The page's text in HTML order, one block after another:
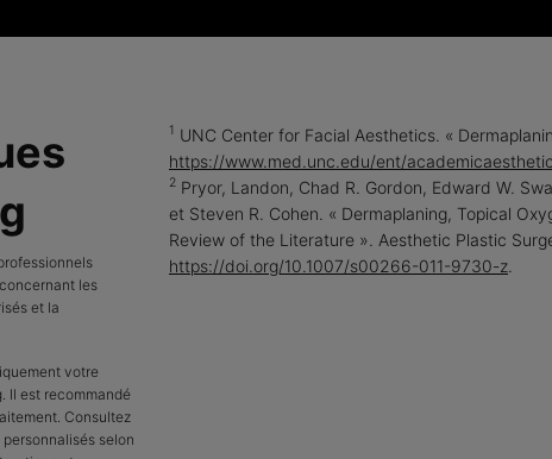
les
et la
votre
Il est recommandé
Consultez
selon
1
UNC Center for Facial Aesthetics. «
https://www.med.unc.edu/ent/
2 Pryor, Landon, Chad R. Gordon, Edward W.
et Steven R. Cohen. « Dermaplaning, Topical
Review of the Literature ». Aesthetic Plastic
https://doi.org/10.1007/s00266-011-9730-z